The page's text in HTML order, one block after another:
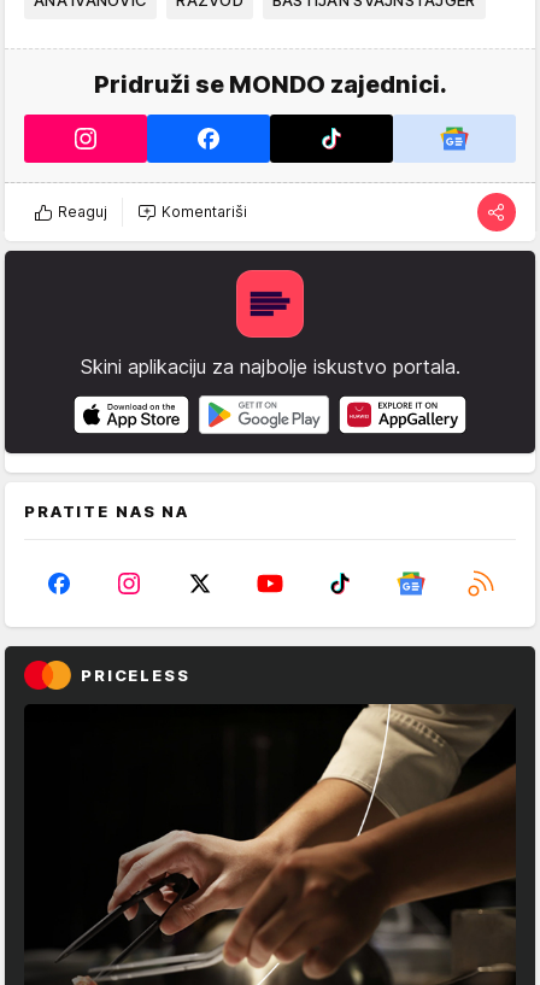
Pridruži se MONDO zajednici.
Reaguj Komentariši
Skini aplikaciju za najbolje iskustvo portala.
PRATITE NAS NA
PRICELESS